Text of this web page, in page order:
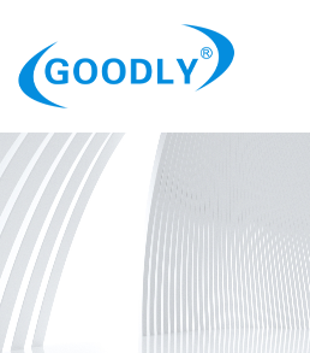
Продукция
ОТРАСЛИ
Категория
Новости
Контакты